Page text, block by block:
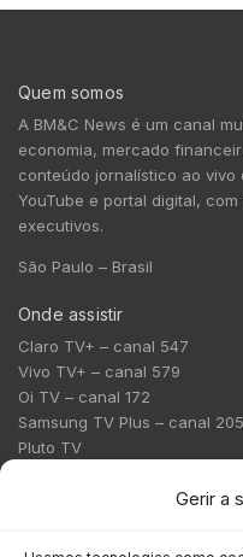
Gerir a
Quem somos
A BM&C News é um canal
economia, mercado
conteúdo jornalístico ao vivo
YouTube e portal digital,
executivos.
São Paulo – Brasil
Onde assistir
Claro TV+ – canal 547
Vivo TV+ – canal 579
Oi TV – canal 172
Samsung TV Plus – canal
Pluto TV